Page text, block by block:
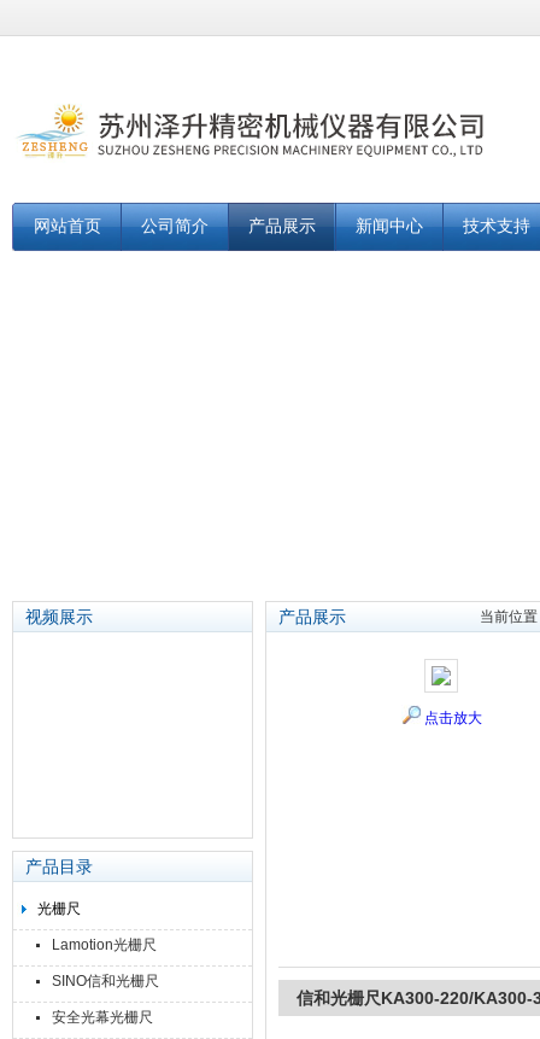
网站首页 公司简介 产品展示 新闻中心 技术支持
视频展示
产品目录
光栅尺
Lamotion光栅尺
SINO信和光栅尺
安全光幕光栅尺
产品展示 当前位
点击放大
信和光栅尺KA300-220/KA300-